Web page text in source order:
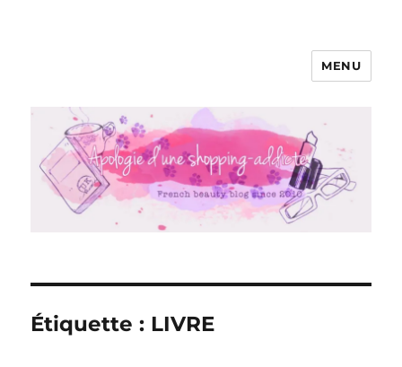
Apologie d'une Shopping-addicte
MENU
Étiquette : LIVRE